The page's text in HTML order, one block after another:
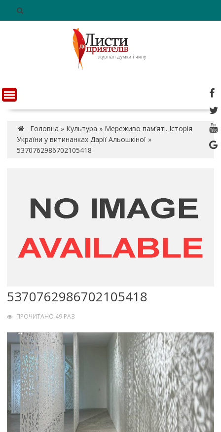
n
t
Головна » Культура » Мереживо пам’яті. Історія
України у витинанках Дарії Альошкіної »
5370762986702105418
5370762986702105418
ПРОЧИТАНО 49 РАЗ